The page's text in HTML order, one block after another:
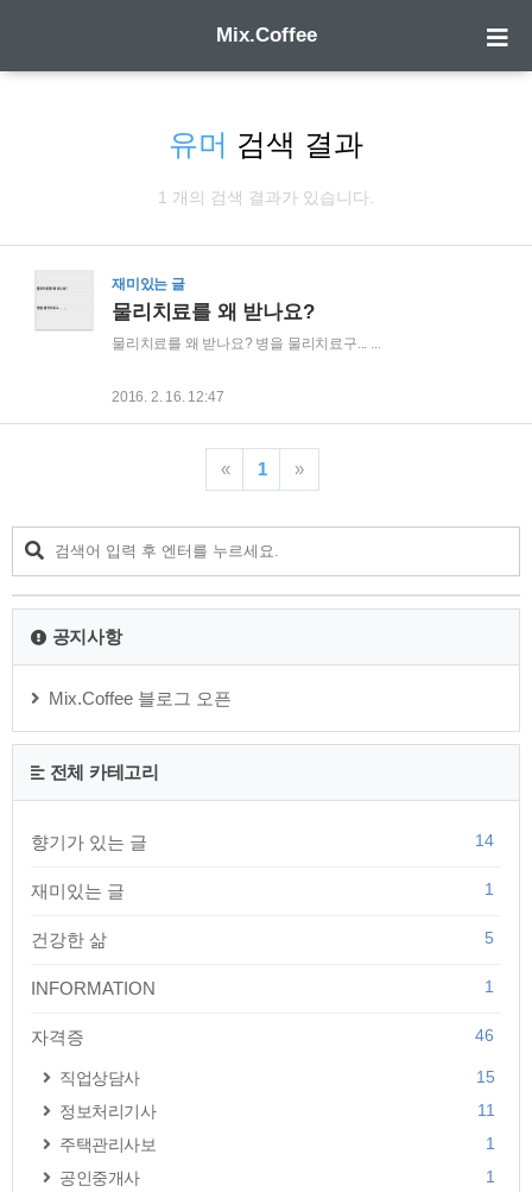
Mix.Coffee
유머 검색 결과
1 개의 검색 결과가 있습니다.
재미있는 글
물리치료를 왜 받나요?
물리치료를 왜 받나요? 병을 물리치료구... ...
2016. 2. 16. 12:47
« 1 »
공지사항
Mix.Coffee 블로그 오픈
전체 카테고리
향기가 있는 글 14
재미있는 글 1
건강한 삶 5
INFORMATION 1
자격증 46
직업상담사
15
정보처리기사
11
주택관리사보
1
공인중개사
1